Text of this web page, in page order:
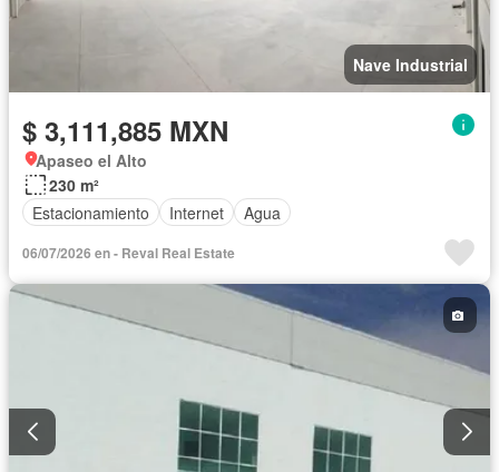
Nave Industrial
$ 3,111,885 MXN
Apaseo el Alto
230 m²
Estacionamiento
Internet Agua
06/07/2026 en - Reval Real Estate